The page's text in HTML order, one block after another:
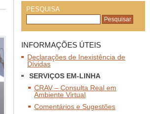
PESQUISA
INFORMAÇÕES ÚTEIS
Declarações de Inexistência de
Dívidas
SERVIÇOS EM-LINHA
CRAV – Consulta Real em
Ambiente Virtual
Comentários e Sugestões